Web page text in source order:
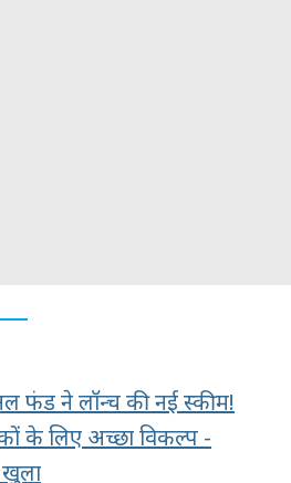
फंड ने लॉन्च की नई स्कीम!
के लिए अच्छा विकल्प -